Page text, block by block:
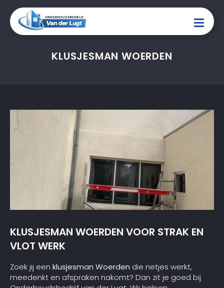
KLUSJESMAN WOERDEN
KLUSJESMAN WOERDEN VOOR STRAK EN
VLOT WERK
Zoek jij een klusjesman Woerden die netjes werkt,
meedenkt en afspraken nakomt? Dan zit je goed bij